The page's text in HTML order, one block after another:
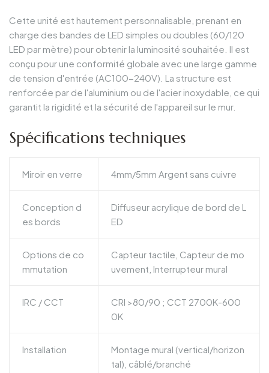
Cette unité est hautement personnalisable, prenant en
charge des bandes de LED simples ou doubles (60/120
LED par mètre) pour obtenir la luminosité souhaitée. Il est
conçu pour une conformité globale avec une large gamme
de tension d'entrée (AC100-240V). La structure est
renforcée par de l'aluminium ou de l'acier inoxydable, ce qui
garantit la rigidité et la sécurité de l'appareil sur le mur.
Spécifications techniques
Miroir en verre 4mm/5mm Argent sans cuivre
Conception d
es bords
Diffuseur acrylique de bord de L
ED
Options de co
mmutation
Capteur tactile, Capteur de mo
uvement, Interrupteur mural
IRC / CCT
CRI >80/90 ; CCT 2700K-600
0K
Installation
Montage mural (vertical/horizon
tal), câblé/branché